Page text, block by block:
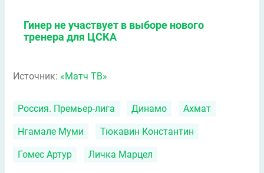
Гинер не участвует в выборе нового
тренера для ЦСКА
Источник: «Матч ТВ»
Россия. Премьер-лига Динамо Ахмат
Нгамале Муми Тюкавин Константин
Гомес Артур Личка Марцел